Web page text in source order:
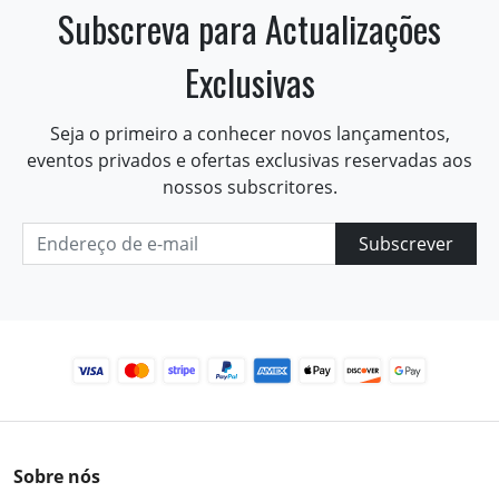
Subscreva para Actualizações
Exclusivas
Seja o primeiro a conhecer novos lançamentos,
eventos privados e ofertas exclusivas reservadas aos
nossos subscritores.
Subscrever
Sobre nós